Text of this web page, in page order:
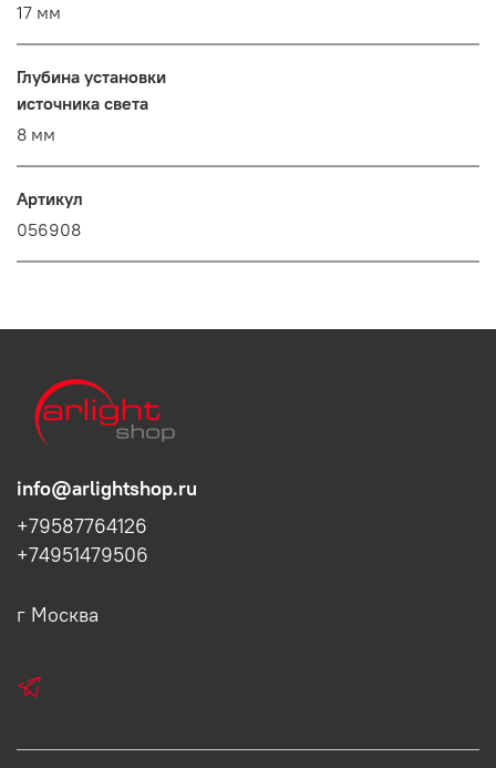
17 мм
Глубина установки
источника света
8 мм
Артикул
056908
info@arlightshop.ru
+79587764126
+74951479506
г Москва